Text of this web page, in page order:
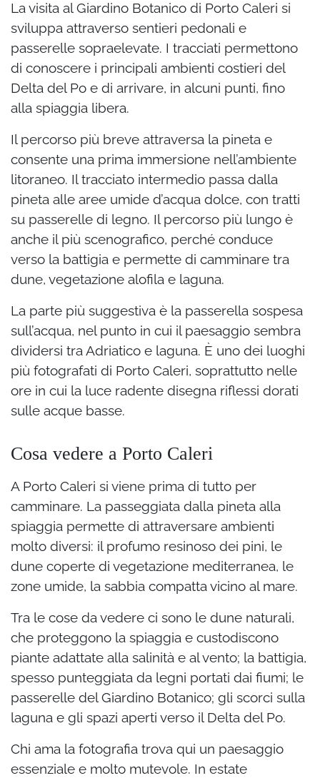
La visita al Giardino Botanico di Porto Caleri si
sviluppa attraverso sentieri pedonali e
passerelle sopraelevate. I tracciati permettono
di conoscere i principali ambienti costieri del
Delta del Po e di arrivare, in alcuni punti, fino
alla spiaggia libera.
Il percorso più breve attraversa la pineta e
consente una prima immersione nell’ambiente
litoraneo. Il tracciato intermedio passa dalla
pineta alle aree umide d’acqua dolce, con tratti
su passerelle di legno. Il percorso più lungo è
anche il più scenografico, perché conduce
verso la battigia e permette di camminare tra
dune, vegetazione alofila e laguna.
La parte più suggestiva è la passerella sospesa
sull’acqua, nel punto in cui il paesaggio sembra
dividersi tra Adriatico e laguna. È uno dei luoghi
più fotografati di Porto Caleri, soprattutto nelle
ore in cui la luce radente disegna riflessi dorati
sulle acque basse.
Cosa vedere a Porto Caleri
A Porto Caleri si viene prima di tutto per
camminare. La passeggiata dalla pineta alla
spiaggia permette di attraversare ambienti
molto diversi: il profumo resinoso dei pini, le
dune coperte di vegetazione mediterranea, le
zone umide, la sabbia compatta vicino al mare.
Tra le cose da vedere ci sono le dune naturali,
che proteggono la spiaggia e custodiscono
piante adattate alla salinità e al vento; la battigia,
spesso punteggiata da legni portati dai fiumi; le
passerelle del Giardino Botanico; gli scorci sulla
laguna e gli spazi aperti verso il Delta del Po.
Chi ama la fotografia trova qui un paesaggio
essenziale e molto mutevole. In estate